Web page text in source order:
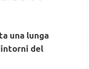
una lunga
del